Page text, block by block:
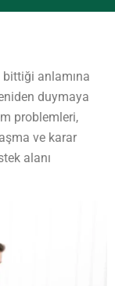
anlamına
duymaya
problemleri,
ve karar
alanı